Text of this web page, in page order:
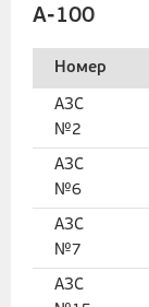
А-100
Номер
АЗС
№2
АЗС
№6
АЗС
№7
АЗС